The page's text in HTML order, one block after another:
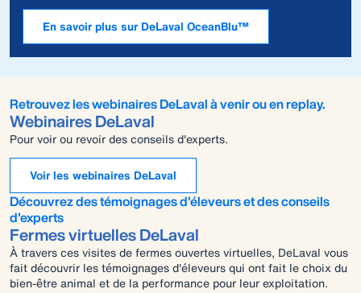
En savoir plus sur DeLaval OceanBlu™
Retrouvez les webinaires DeLaval à venir ou en replay.
Webinaires DeLaval
Pour voir ou revoir des conseils d'experts.
Voir les webinaires DeLaval
Découvrez des témoignages d'éleveurs et des conseils
d'experts
Fermes virtuelles DeLaval
À travers ces visites de fermes ouvertes virtuelles, DeLaval vous
fait découvrir les témoignages d'éleveurs qui ont fait le choix du
bien-être animal et de la performance pour leur exploitation.